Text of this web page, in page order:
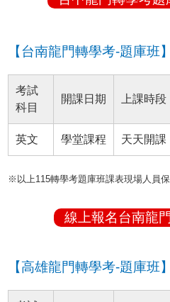
【台南龍門轉學考-題庫班】
考試
科目
開課日期 上課時段
英文 學堂課程 天天開課
※以上115轉學考題庫班課表現場人員
線上報名台南龍
【高雄龍門轉學考-題庫班】